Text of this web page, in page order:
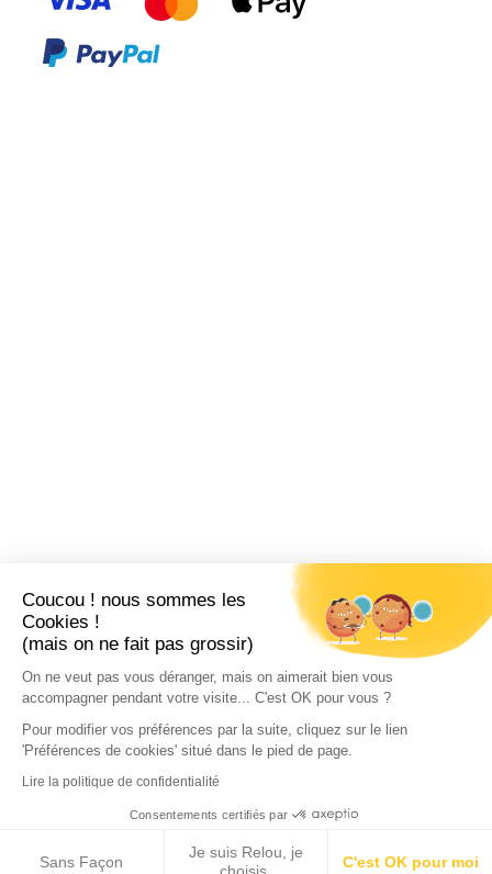
Coucou ! nous sommes les
Cookies !
(mais on ne fait pas grossir)
On ne veut pas vous déranger, mais on aimerait bien vous
accompagner pendant votre visite... C'est OK pour vous ?
Pour modifier vos préférences par la suite, cliquez sur le lien
'Préférences de cookies' situé dans le pied de page.
Lire la politique de confidentialité
Consentements certifiés par
Sans Façon
Je suis Relou, je
C'est OK pour moi